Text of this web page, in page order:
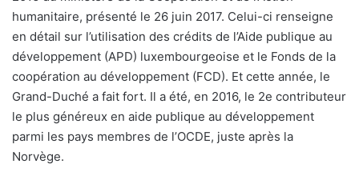
humanitaire, présenté le 26 juin 2017. Celui-ci renseigne
en détail sur l’utilisation des crédits de l’Aide publique au
développement (APD) luxembourgeoise et le Fonds de la
coopération au développement (FCD). Et cette année, le
Grand-Duché a fait fort. Il a été, en 2016, le 2e contributeur
le plus généreux en aide publique au développement
parmi les pays membres de l’OCDE, juste après la
Norvège.